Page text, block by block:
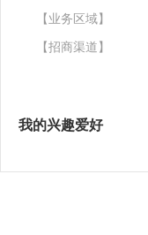
【业务区域】
【招商渠道】
我的兴趣爱好